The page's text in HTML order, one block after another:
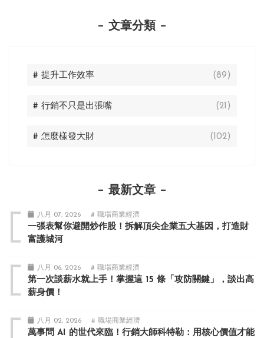
文章分類
# 提升工作效率 (89)
# 行銷不只是出張嘴 (21)
# 怎麼樣發大財 (102)
最新文章
八月 07, 2026 # 職場商業經濟
一張表幫你避開炒作股！拆解頂尖企業五大基因，打造財
富護城河
八月 06, 2026 # 職場商業經濟
第一次談薪水就上手！掌握這 15 條「攻防關鍵」，談出高
薪身價！
八月 02, 2026 # 職場商業經濟
萬事問 AI 的世代來臨！行銷大師科特勒：用核心價值才能